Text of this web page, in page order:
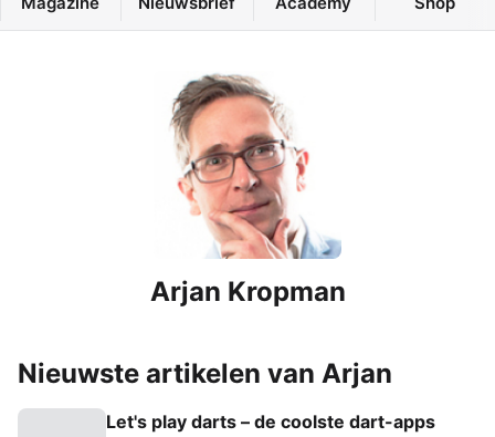
Arjan Kropman
Nieuwste artikelen van Arjan
Let's play darts – de coolste dart-apps